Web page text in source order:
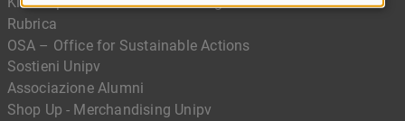
Rubrica
OSA – Office for Sustainable Actions
Sostieni Unipv
Associazione Alumni
Shop Up - Merchandising Unipv